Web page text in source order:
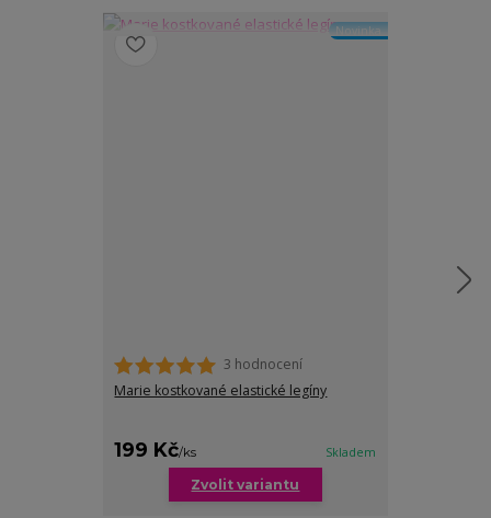
Novinka
3 hodnocení
Marie kostkované elastické legíny
199 Kč/ks Skladem
Zvolit variantu